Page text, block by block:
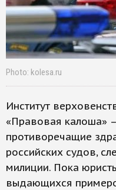
Photo: kolesa.ru
Институт
«Правовая калоша»
противоречащие
российских судов,
милиции. Пока
выдающихся